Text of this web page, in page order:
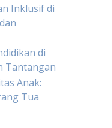
Inklusif di
di
Tantangan
Anak:
Tua